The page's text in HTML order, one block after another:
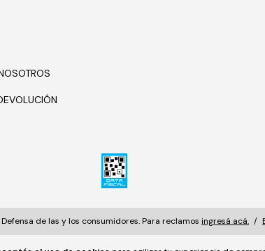
Defensa de las y los consumidores. Para reclamos ingresá acá. /